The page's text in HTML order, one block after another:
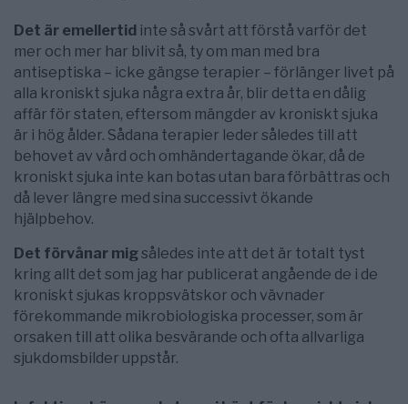
Det är emellertid inte så svårt att förstå varför det
mer och mer har blivit så, ty om man med bra
antiseptiska – icke gängse terapier – förlänger livet på
alla kroniskt sjuka några extra år, blir detta en dålig
affär för staten, eftersom mängder av kroniskt sjuka
är i hög ålder. Sådana terapier leder således till att
behovet av vård och omhändertagande ökar, då de
kroniskt sjuka inte kan botas utan bara förbättras och
då lever längre med sina successivt ökande
hjälpbehov.
Det förvånar migsåledes inte att det är totalt tyst
kring allt det som jag har publicerat angående de i de
kroniskt sjukas kroppsvätskor och vävnader
förekommande mikrobiologiska processer, som är
orsaken till att olika besvärande och ofta allvarliga
sjukdomsbilder uppstår.